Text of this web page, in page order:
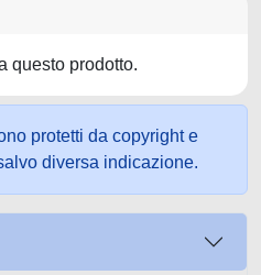
questo prodotto.
protetti da copyright e
diversa indicazione.